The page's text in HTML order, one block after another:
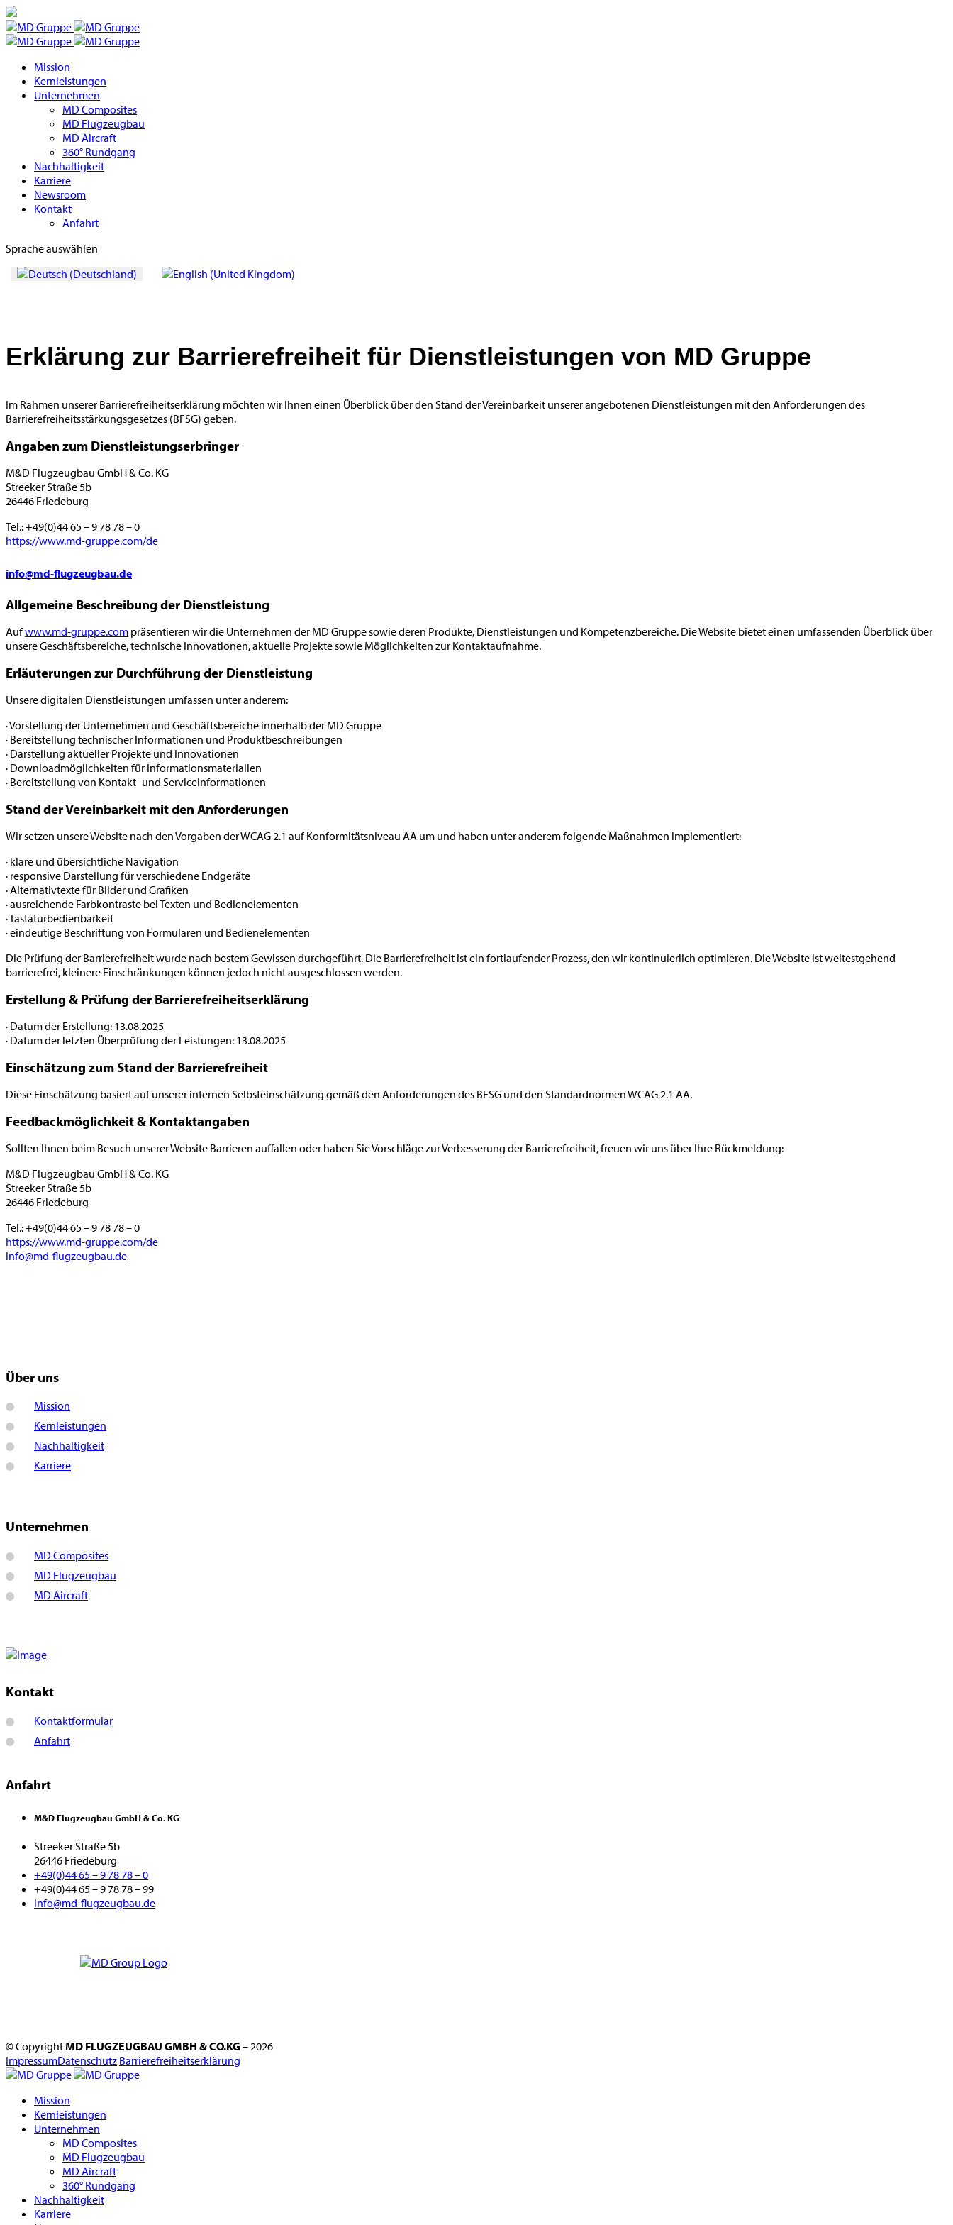
Mission
Kernleistungen
Unternehmen
MD Composites
MD Flugzeugbau
MD Aircraft
360° Rundgang
Nachhaltigkeit
Karriere
Newsroom
Kontakt
Anfahrt
Sprache auswählen
Erklärung zur Barrierefreiheit für Dienstleistungen von MD Gruppe
Im Rahmen unserer Barrierefreiheitserklärung möchten wir Ihnen einen Überblick über den Stand der Vereinbarkeit unserer angebotenen Dienstleistungen mit den Anforderungen des
Barrierefreiheitsstärkungsgesetzes (BFSG) geben.
Angaben zum Dienstleistungserbringer
M&D Flugzeugbau GmbH & Co. KG
Streeker Straße 5b
26446 Friedeburg
Tel.: +49(0)44 65 – 9 78 78 – 0
https://www.md-gruppe.com/de
info@md-flugzeugbau.de
Allgemeine Beschreibung der Dienstleistung
Aufwww.md-gruppe.com präsentieren wir die Unternehmen der MD Gruppe sowie deren Produkte, Dienstleistungen und Kompetenzbereiche. Die Website bietet einen umfassenden Überblick über
unsere Geschäftsbereiche, technische Innovationen, aktuelle Projekte sowie Möglichkeiten zur Kontaktaufnahme.
Erläuterungen zur Durchführung der Dienstleistung
Unsere digitalen Dienstleistungen umfassen unter anderem:
· Vorstellung der Unternehmen und Geschäftsbereiche innerhalb der MD Gruppe
· Bereitstellung technischer Informationen und Produktbeschreibungen
· Darstellung aktueller Projekte und Innovationen
· Downloadmöglichkeiten für Informationsmaterialien
· Bereitstellung von Kontakt- und Serviceinformationen
Stand der Vereinbarkeit mit den Anforderungen
Wir setzen unsere Website nach den Vorgaben der WCAG 2.1 auf Konformitätsniveau AA um und haben unter anderem folgende Maßnahmen implementiert:
· klare und übersichtliche Navigation
· responsive Darstellung für verschiedene Endgeräte
· Alternativtexte für Bilder und Grafiken
· ausreichende Farbkontraste bei Texten und Bedienelementen
· Tastaturbedienbarkeit
· eindeutige Beschriftung von Formularen und Bedienelementen
Die Prüfung der Barrierefreiheit wurde nach bestem Gewissen durchgeführt. Die Barrierefreiheit ist ein fortlaufender Prozess, den wir kontinuierlich optimieren. Die Website ist weitestgehend
barrierefrei, kleinere Einschränkungen können jedoch nicht ausgeschlossen werden.
Erstellung & Prüfung der Barrierefreiheits­erklärung
· Datum der Erstellung: 13.08.2025
· Datum der letzten Überprüfung der Leistungen: 13.08.2025
Einschätzung zum Stand der Barrierefreiheit
Diese Einschätzung basiert auf unserer internen Selbsteinschätzung gemäß den Anforderungen des BFSG und den Standardnormen WCAG 2.1 AA.
Feedbackmöglichkeit & Kontaktangaben
Sollten Ihnen beim Besuch unserer Website Barrieren auffallen oder haben Sie Vorschläge zur Verbesserung der Barrierefreiheit, freuen wir uns über Ihre Rückmeldung:
M&D Flugzeugbau GmbH & Co. KG
Streeker Straße 5b
26446 Friedeburg
Tel.: +49(0)44 65 – 9 78 78 – 0
https://www.md-gruppe.com/de
info@md-flugzeugbau.de
Über uns
Mission
Kernleistungen
Nachhaltigkeit
Karriere
Unternehmen
MD Composites
MD Flugzeugbau
MD Aircraft
Kontakt
Kontaktformular
Anfahrt
Anfahrt
M&D Flugzeugbau GmbH & Co. KG
Streeker Straße 5b
26446 Friedeburg
+49(0)44 65 – 9 78 78 – 0
+49(0)44 65 – 9 78 78 – 99
info@md-flugzeugbau.de
© CopyrightMD FLUGZEUGBAU GMBH & CO.KG – 2026
ImpressumDatenschutz Barrierefreiheitserklärung
Mission
Kernleistungen
Unternehmen
MD Composites
MD Flugzeugbau
MD Aircraft
360° Rundgang
Nachhaltigkeit
Karriere